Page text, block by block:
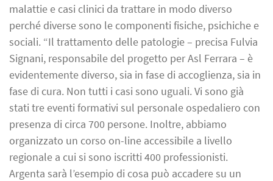
malattie e casi clinici da trattare in modo diverso
perché diverse sono le componenti fisiche, psichiche e
sociali. “Il trattamento delle patologie – precisa Fulvia
Signani, responsabile del progetto per Asl Ferrara – è
evidentemente diverso, sia in fase di accoglienza, sia in
fase di cura. Non tutti i casi sono uguali. Vi sono già
stati tre eventi formativi sul personale ospedaliero con
presenza di circa 700 persone. Inoltre, abbiamo
organizzato un corso on-line accessibile a livello
regionale a cui si sono iscritti 400 professionisti.
Argenta sarà l’esempio di cosa può accadere su un